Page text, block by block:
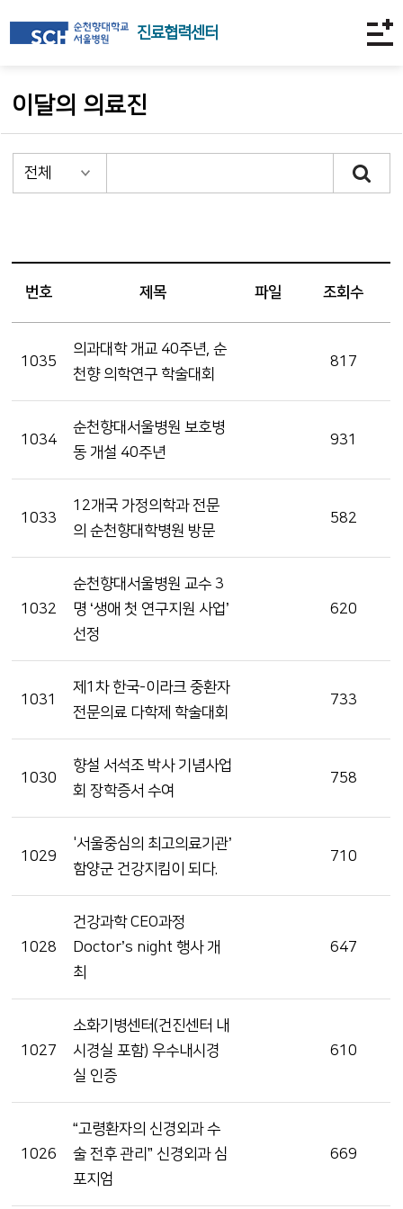
진료협력센터
이달의 의료진
번호 제목 파일 조회수
1035
의과대학 개교 40주년, 순
천향 의학연구 학술대회
817
1034
순천향대서울병원 보호병
동 개설 40주년
931
1033
12개국 가정의학과 전문
의 순천향대학병원 방문
582
1032
순천향대서울병원 교수 3
명 ‘생애 첫 연구지원 사업’
선정
620
1031
제1차 한국-이라크 중환자
전문의료 다학제 학술대회
733
1030
향설 서석조 박사 기념사업
회 장학증서 수여
758
1029
'서울중심의 최고의료기관’
함양군 건강지킴이 되다.
710
1028
건강과학 CEO과정
Doctor’s night 행사 개
최
647
1027
소화기병센터(건진센터 내
시경실 포함) 우수내시경
실 인증
610
1026
“고령환자의 신경외과 수
술 전후 관리” 신경외과 심
포지엄
669